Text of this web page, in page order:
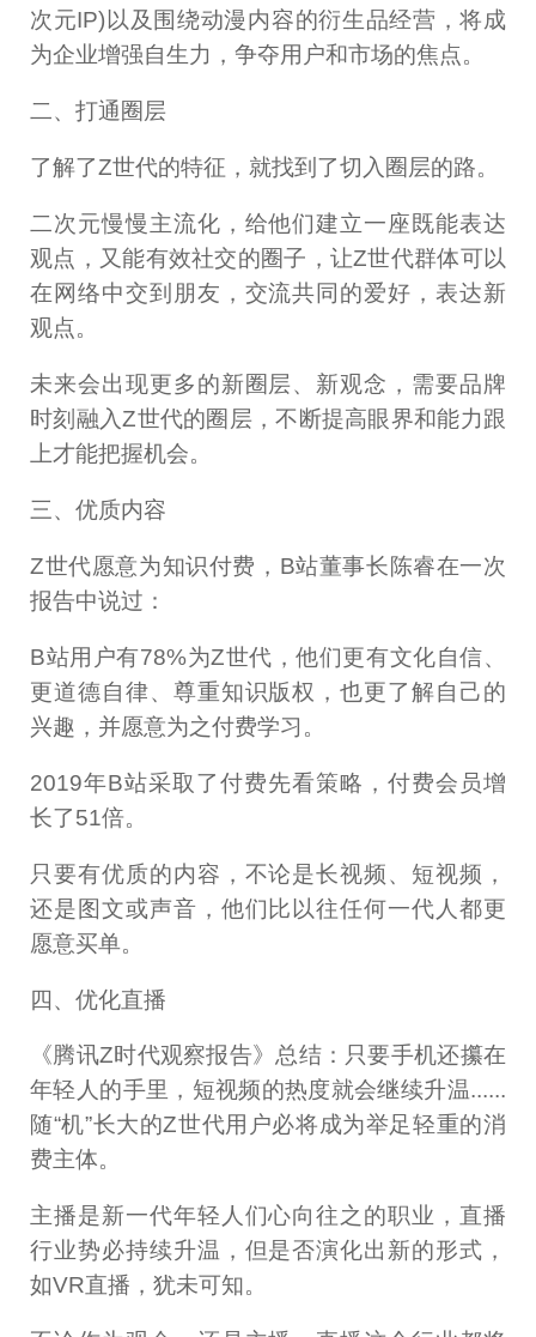
次元IP)以及围绕动漫内容的衍生品经营，将成
为企业增强自生力，争夺用户和市场的焦点。
二、打通圈层
了解了Z世代的特征，就找到了切入圈层的路。
二次元慢慢主流化，给他们建立一座既能表达
观点，又能有效社交的圈子，让Z世代群体可以
在网络中交到朋友，交流共同的爱好，表达新
观点。
未来会出现更多的新圈层、新观念，需要品牌
时刻融入Z世代的圈层，不断提高眼界和能力跟
上才能把握机会。
三、优质内容
Z世代愿意为知识付费，B站董事长陈睿在一次
报告中说过：
B站用户有78%为Z世代，他们更有文化自信、
更道德自律、尊重知识版权，也更了解自己的
兴趣，并愿意为之付费学习。
2019年B站采取了付费先看策略，付费会员增
长了51倍。
只要有优质的内容，不论是长视频、短视频，
还是图文或声音，他们比以往任何一代人都更
愿意买单。
四、优化直播
《腾讯Z时代观察报告》总结：只要手机还攥在
年轻人的手里，短视频的热度就会继续升温......
随“机”长大的Z世代用户必将成为举足轻重的消
费主体。
主播是新一代年轻人们心向往之的职业，直播
行业势必持续升温，但是否演化出新的形式，
如VR直播，犹未可知。